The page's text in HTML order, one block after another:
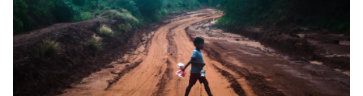
Apoie a Brasil de Direitos
A [BD] conta as histórias de quem defende